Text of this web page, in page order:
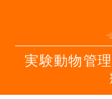
実験動物管